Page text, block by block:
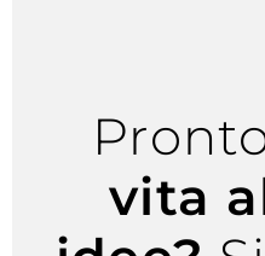
vita